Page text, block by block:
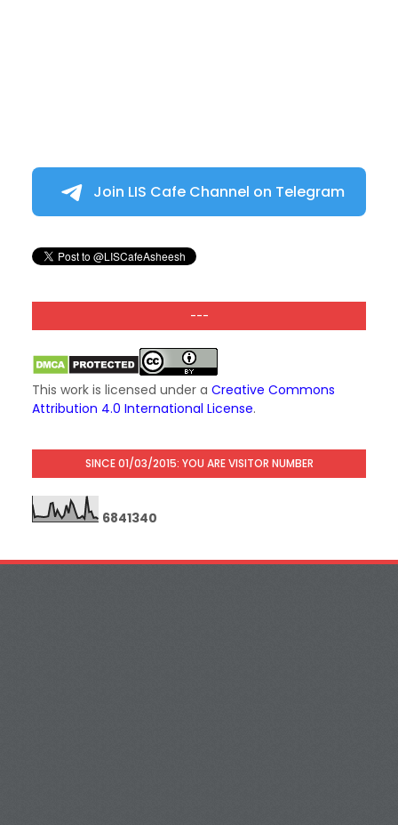
Join LIS Cafe Channel on Telegram
---
This work is licensed under a Creative Commons
Attribution 4.0 International License.
SINCE 01/03/2015: YOU ARE VISITOR NUMBER
6841340